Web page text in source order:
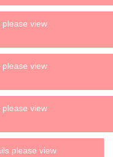
view
view
view
please view